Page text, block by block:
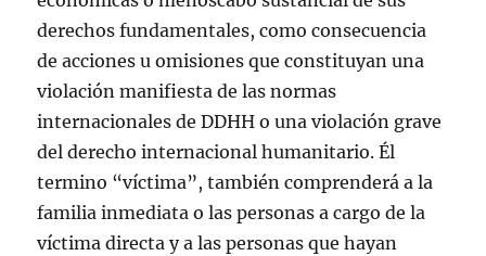
derechos fundamentales, como consecuencia
de acciones u omisiones que constituyan una
violación manifiesta de las normas
internacionales de DDHH o una violación grave
del derecho internacional humanitario. Él
termino “víctima”, también comprenderá a la
familia inmediata o las personas a cargo de la
víctima directa y a las personas que hayan